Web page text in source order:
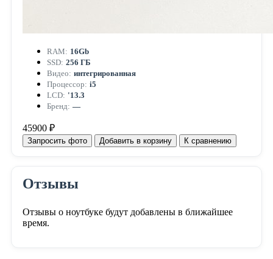
RAM: 16Gb
SSD: 256 ГБ
Видео: интегрированная
Процессор: i5
LCD: '13.3
Бренд: —
45900 ₽
Запросить фото Добавить в корзину К сравнению
Отзывы
Отзывы о ноутбуке будут добавлены в ближайшее
время.